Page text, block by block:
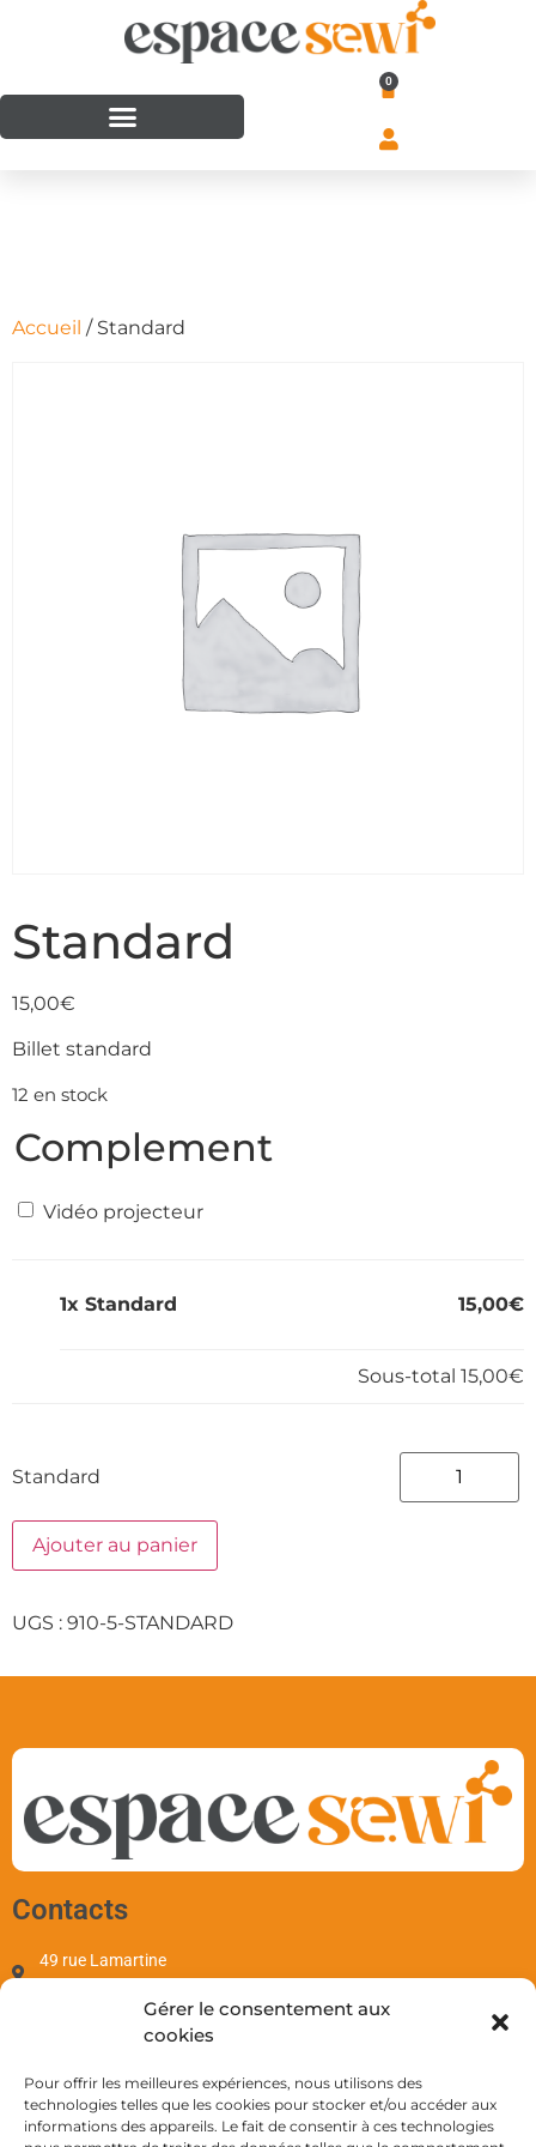
Gérer le consentement aux
cookies
Pour offrir les meilleures expériences, nous utilisons des
technologies telles que les cookies pour stocker et/ou accéder aux
informations des appareils. Le fait de consentir à ces technologies
0
Accueil / Standard
Standard
15,00€
Billet standard
12 en stock
Complement
Vidéo projecteur
1x Standard 15,00€
Sous-total 15,00€
Standard
Ajouter au panier
UGS : 910-5-STANDARD
Contacts
49 rue Lamartine
contact@sewi.fr
+590 690 701 655
Mentions
Mentions Légales